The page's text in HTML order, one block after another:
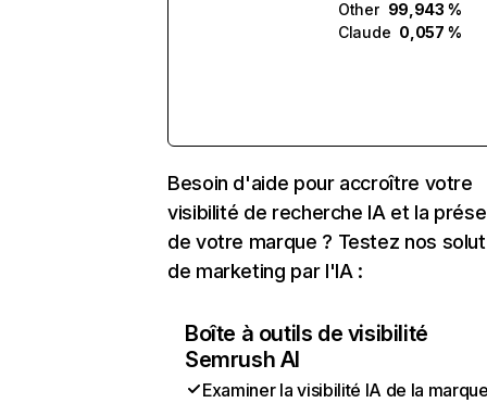
Other 99,943 %
Claude 0,057 %
Besoin d'aide pour accroître votre
visibilité de recherche IA et la
de votre marque ? Testez nos
de marketing par l'IA :
Boîte à outils de visibilité
Semrush AI
Examiner la visibilité IA de la